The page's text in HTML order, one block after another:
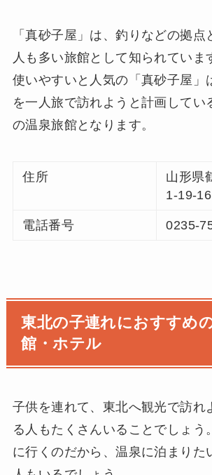
「真砂子屋」は、釣りなどの拠点
人も多い旅館として知られていま
使いやすいと人気の「真砂子屋」
を一人旅で訪れようと計画してい
の温泉旅館となります。
住所
山形県
1-19-16
電話番号 0235-
東北の子連れにおすすめ
館・ホテル
子供を連れて、東北へ観光で訪れ
る人もたくさんいることでしょう
に行くのだから、温泉に泊まりた